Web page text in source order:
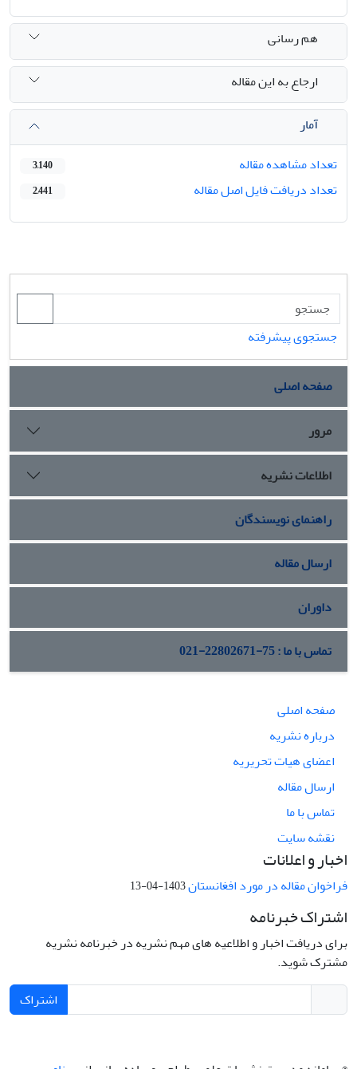
هم رسانی
ارجاع به این مقاله
آمار
تعداد مشاهده مقاله
3,140
تعداد دریافت فایل اصل مقاله 2,441
جستجوی پیشرفته
صفحه اصلی
مرور
اطلاعات نشریه
راهنمای نویسندگان
ارسال مقاله
داوران
تماس با ما : 75-22802671-021
صفحه اصلی
درباره نشریه
اعضای هیات تحریریه
ارسال مقاله
تماس با ما
نقشه سایت
اخبار و اعلانات
فراخوان مقاله در مورد افغانستان1403-04-13
اشتراک خبرنامه
برای دریافت اخبار و اطلاعیه های مهم نشریه در خبرنامه نشریه
مشترک شوید.
اشتراک